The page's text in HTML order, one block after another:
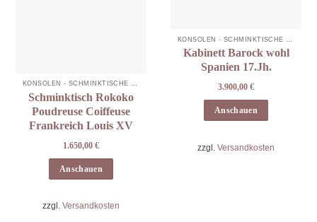
KONSOLEN - SCHMINKTISCHE -KABINETTE
Schminktisch Rokoko
Poudreuse Coiffeuse
Frankreich Louis XV
1.650,00 €
Anschauen
zzgl. Versandkosten
Kabinett Barock wohl
Spanien 17.Jh.
3.900,00 €
Anschauen
zzgl. Versandkosten